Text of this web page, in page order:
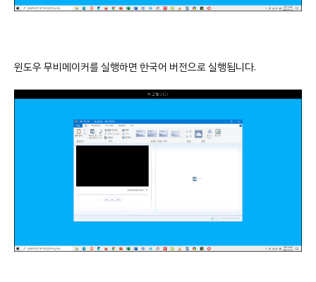
윈도우 무비메이커를 실행하면 한국어 버전으로 실행됩니다.